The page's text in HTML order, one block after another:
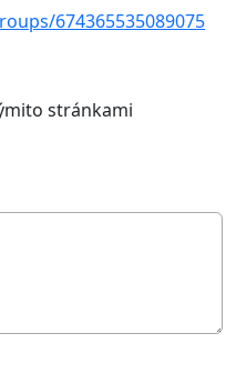
674365535089075
stránkami